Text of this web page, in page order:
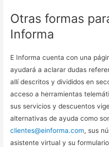
Otras formas
Informa
E Informa cuenta con una
ayudará a aclarar dudas
allí descritos y divididos en
acceso a herramientas
sus servicios y descuentos
alternativas de ayuda como
clientes@einforma.com, sus
asistente virtual y su